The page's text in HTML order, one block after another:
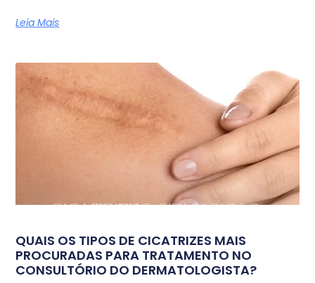
Leia Mais
QUAIS OS TIPOS DE CICATRIZES MAIS
PROCURADAS PARA TRATAMENTO NO
CONSULTÓRIO DO DERMATOLOGISTA?